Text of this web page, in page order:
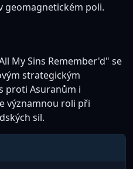
geomagnetickém poli.
My Sins Remember'd" se
strategickým
proti Asuranům i
významnou roli při
sil.